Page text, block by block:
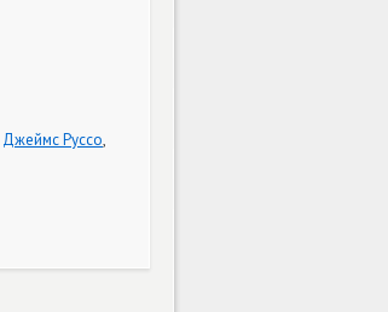
Джеймс Руссо,